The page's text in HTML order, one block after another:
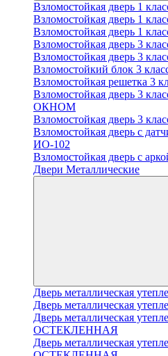
Взломостойкая дверь 1
Взломостойкая дверь 1
Взломостойкая дверь 1
Взломостойкая дверь 3
Взломостойкая дверь 3
Взломостойкий блок 3
Взломостойкая решетка 3
Взломостойкая дверь 3
ОКНОМ
Взломостойкая дверь 3
Взломостойкая дверь с
ИО-102
Взломостойкая дверь с
Двери Металлические
Дверь металлическая
Дверь металлическая
Дверь металлическая
ОСТЕКЛЕННАЯ
Дверь металлическая